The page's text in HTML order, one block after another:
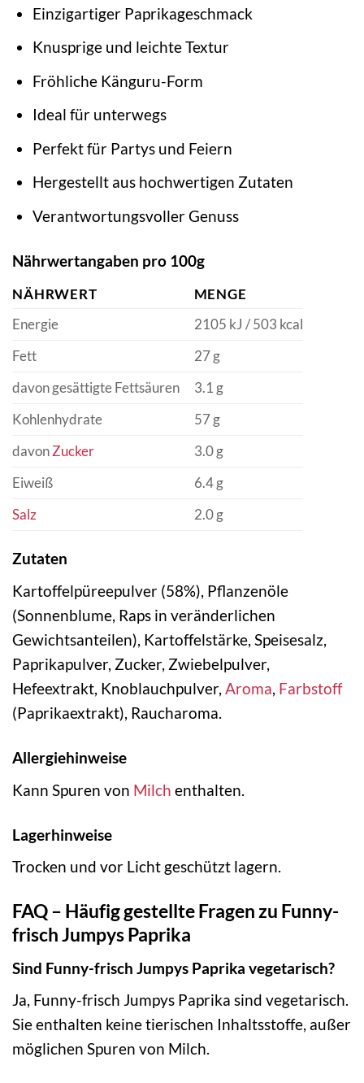
Einzigartiger Paprikageschmack
Knusprige und leichte Textur
Fröhliche Känguru-Form
Ideal für unterwegs
Perfekt für Partys und Feiern
Hergestellt aus hochwertigen Zutaten
Verantwortungsvoller Genuss
Nährwertangaben pro 100g
NÄHRWERT
MENGE
Energie
2105 kJ / 503 kcal
Fett
27 g
davon gesättigte Fettsäuren
3.1 g
Kohlenhydrate
57 g
davonZucker
3.0 g
Eiweiß
6.4 g
Salz
2.0 g
Zutaten
Kartoffelpüreepulver (58%), Pflanzenöle
(Sonnenblume, Raps in veränderlichen
Gewichtsanteilen), Kartoffelstärke, Speisesalz,
Paprikapulver, Zucker, Zwiebelpulver,
Hefeextrakt, Knoblauchpulver, Aroma, Farbstoff
(Paprikaextrakt), Raucharoma.
Allergiehinweise
Kann Spuren von Milch enthalten.
Lagerhinweise
Trocken und vor Licht geschützt lagern.
FAQ – Häufig gestellte Fragen zu Funny-
frisch Jumpys Paprika
Sind Funny-frisch Jumpys Paprika vegetarisch?
Ja, Funny-frisch Jumpys Paprika sind vegetarisch.
Sie enthalten keine tierischen Inhaltsstoffe, außer
möglichen Spuren von Milch.